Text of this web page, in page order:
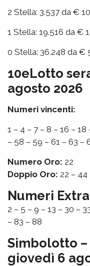
2 Stella: 3.537 da €
1 Stella: 19.516 da €
0 Stella: 36.248 da €
10eLotto
agosto 2026
Numeri vincenti:
1 – 4 – 7 – 8 – 16 –
– 58 – 59 – 61 – 63 –
Numero Oro: 22
Doppio Oro: 22 – 44
Numeri Extra
2 – 5 – 9 – 13 – 30 –
– 83 – 88
Simbolotto –
giovedì 6